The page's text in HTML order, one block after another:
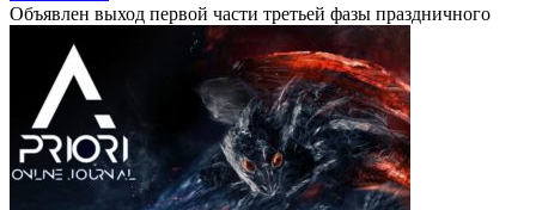
Объявлен выход первой части третьей фазы праздничного